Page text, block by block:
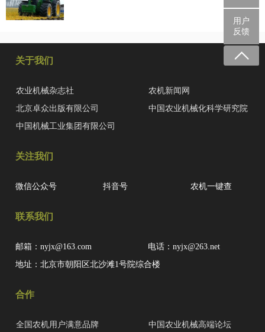
用户
反馈
关于我们
农业机械杂志社
农机新闻网
北京卓众出版有限公司
中国农业机械化科学研究院
中国机械工业集团有限公司
关注我们
微信公众号 抖音号 农机一键查
联系我们
邮箱：nyjx@163.com
电话：nyjx@263.net
地址：北京市朝阳区北沙滩1号院综合楼
合作
全国农机用户满意品牌 中国农业机械高端论坛